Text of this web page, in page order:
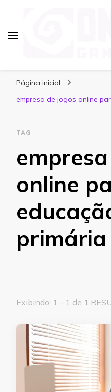
Página inicial
empresa de jogos online
TAG
online
primária
Exibindo: 1 - 1 de 1